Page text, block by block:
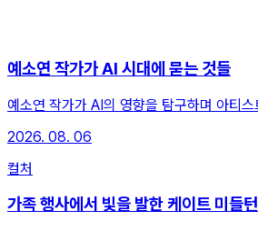
예소연 작가가 AI 시대에 묻는 것들
예소연 작가가 AI의 영향을 탐구하며 아티
2026. 08. 06
컬처
가족 행사에서 빛을 발한 케이트 미들